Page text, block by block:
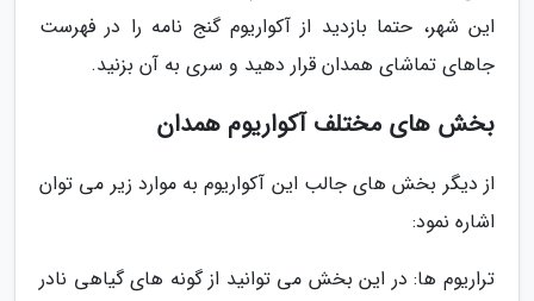
این شهر، حتما بازدید از آکواریوم گنج نامه را در فهرست
جاهای تماشای همدان قرار دهید و سری به آن بزنید.
بخش های مختلف آکواریوم همدان
از دیگر بخش های جالب این آکواریوم به موارد زیر می توان
اشاره نمود:
تراریوم ها: در این بخش می توانید از گونه های گیاهی نادر